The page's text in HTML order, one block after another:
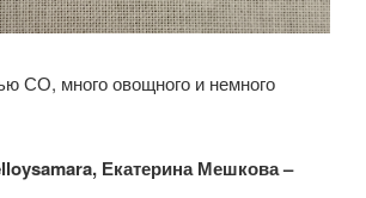
СО, много овощного и немного
Екатерина Мешкова –